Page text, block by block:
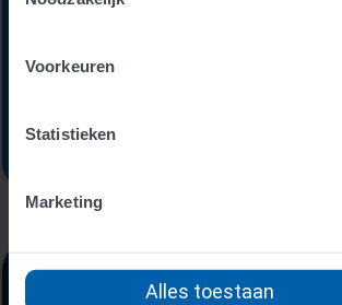
Voorkeuren
Statistieken
Marketing
Alles toestaan